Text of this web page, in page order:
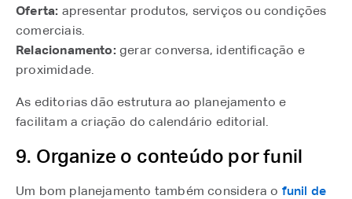
Oferta: apresentar produtos, serviços ou condições
comerciais.
Relacionamento: gerar conversa, identificação e
proximidade.
As editorias dão estrutura ao planejamento e
facilitam a criação do calendário editorial.
9. Organize o conteúdo por funil
Um bom planejamento também considera o funil de